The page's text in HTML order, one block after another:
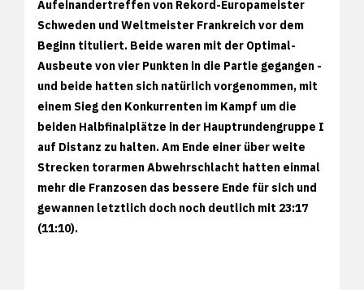
Aufeinandertreffen von Rekord-Europameister
Schweden und Weltmeister Frankreich vor dem
Beginn tituliert. Beide waren mit der Optimal-
Ausbeute von vier Punkten in die Partie gegangen -
und beide hatten sich natürlich vorgenommen, mit
einem Sieg den Konkurrenten im Kampf um die
beiden Halbfinalplätze in der Hauptrundengruppe I
auf Distanz zu halten. Am Ende einer über weite
Strecken torarmen Abwehrschlacht hatten einmal
mehr die Franzosen das bessere Ende für sich und
gewannen letztlich doch noch deutlich mit 23:17
(11:10).